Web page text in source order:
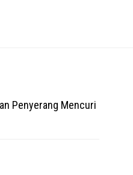
Penyerang Mencuri